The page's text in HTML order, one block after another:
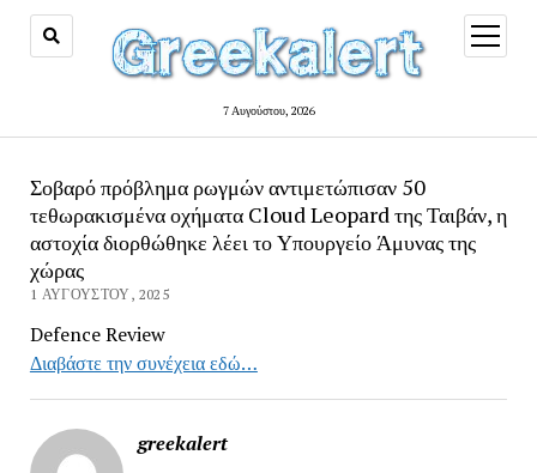
7 Αυγούστου, 2026
open
menu
Σοβαρό πρόβλημα ρωγμών αντιμετώπισαν 50
τεθωρακισμένα οχήματα Cloud Leopard της Ταιβάν, η
αστοχία διορθώθηκε λέει το Υπουργείο Άμυνας της
χώρας
1 ΑΥΓΟΎΣΤΟΥ, 2025
Defence Review
Διαβάστε την συνέχεια εδώ…
greekalert